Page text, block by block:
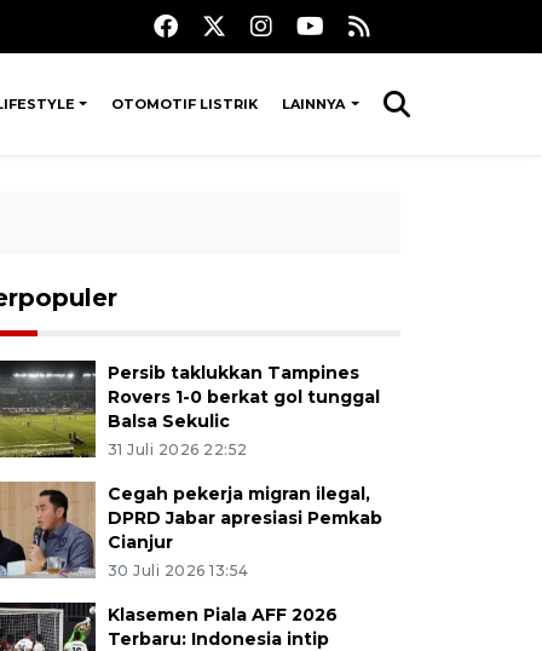
OTOMOTIF LISTRIK LAINNYA
Persib taklukkan Tampines
Rovers 1-0 berkat gol tunggal
Balsa Sekulic
31 Juli 2026 22:52
Cegah pekerja migran ilegal,
DPRD Jabar apresiasi Pemkab
Cianjur
30 Juli 2026 13:54
Klasemen Piala AFF 2026
Terbaru: Indonesia intip